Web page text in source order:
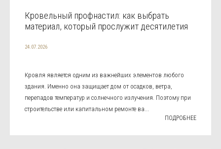
Кровельный профнастил: как выбрать
материал, который прослужит десятилетия
24.07.2026
Кровля является одним из важнейших элементов любого
здания. Именно она защищает дом от осадков, ветра,
перепадов температур и солнечного излучения. Поэтому при
строительстве или капитальном ремонте ва...
ПОДРОБНЕЕ